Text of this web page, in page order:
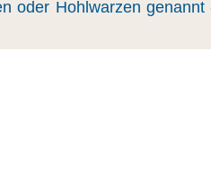
oder Hohlwarzen genannt